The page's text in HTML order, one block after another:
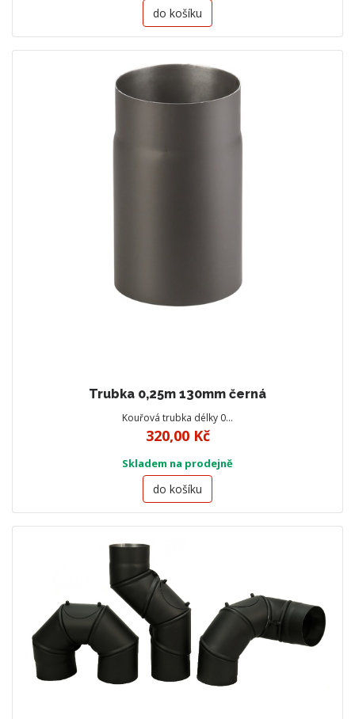
do košíku
Trubka 0,25m 130mm černá
Kouřová trubka délky 0…
320,00 Kč
Skladem na prodejně
do košíku